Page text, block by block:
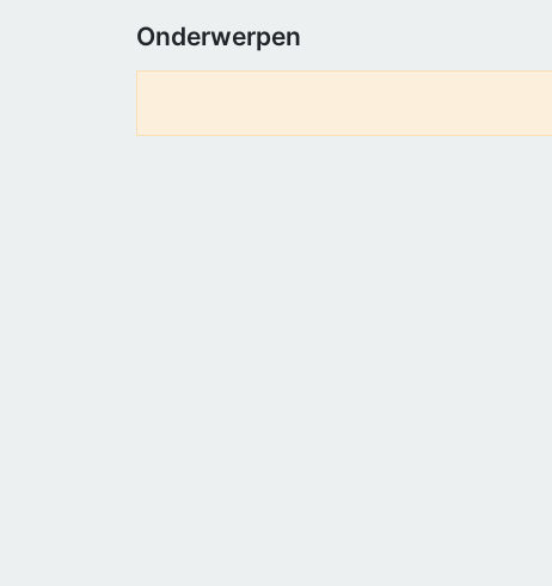
Onderwerpen